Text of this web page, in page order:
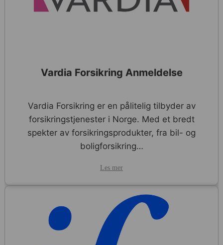
Vardia Forsikring Anmeldelse
Vardia Forsikring er en pålitelig tilbyder av
forsikringstjenester i Norge. Med et bredt
spekter av forsikringsprodukter, fra bil- og
boligforsikring…
Les mer